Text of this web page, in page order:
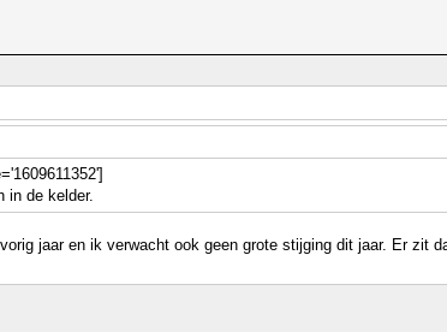
in de kelder.
jaar en ik verwacht ook geen grote stijging dit jaar. Er